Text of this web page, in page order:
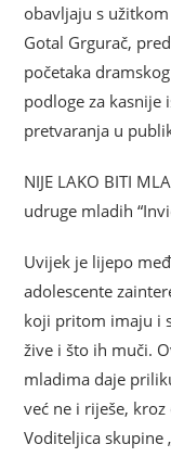
obavljaju s
Gotal Grgurač,
početaka
podloge za kasnije
pretvaranja u
NIJE LAKO BITI
udruge mladih
Uvijek je lijepo
adolescente
koji pritom imaju i
žive i što ih muči.
mladima daje
već ne i riješe,
Voditeljica skupine